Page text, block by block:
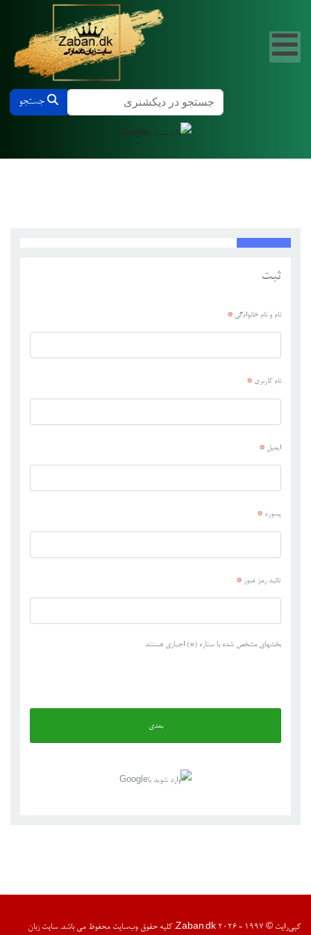
جستجو در دیکشنری دانمارکی و فارسی جستجو
ثبت
نام و نام خانوادگی *
نام کاربری *
ایمیل *
پسورد *
تائید رمز عبور *
بخشهای مشخص شده با ستاره (*) اجباری هستند
بعدی
کپی‌رایت © 1997 - 2026 Zaban.dk. کلیه حقوق وب‌سایت محفوظ می باشد. سایت زبان